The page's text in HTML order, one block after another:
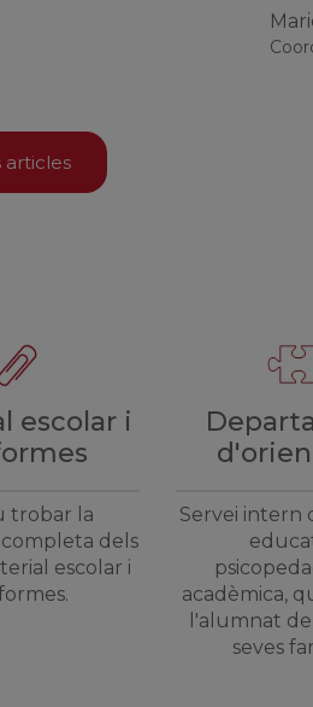
articles
escolar i
trobar la
dels
escolar i
Servei intern
acadèmica,
l'alumnat
seves